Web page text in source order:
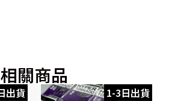
相關商品
出貨 1-3日出貨